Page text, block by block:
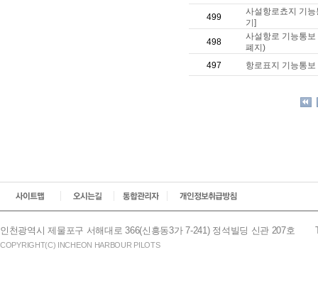
499
사설항로쵸지 기
기]
498
사설항로 기능통
폐지)
497
항로표지 기능통
인천광역시 제물포구 서해대로 366(신흥동3가 7-241) 정석빌딩 신관 207호
COPYRIGHT(C) INCHEON HARBOUR PILOTS